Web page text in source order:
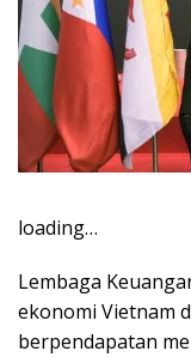
loading…
Lembaga
ekonomi Vietnam
berpendapatan